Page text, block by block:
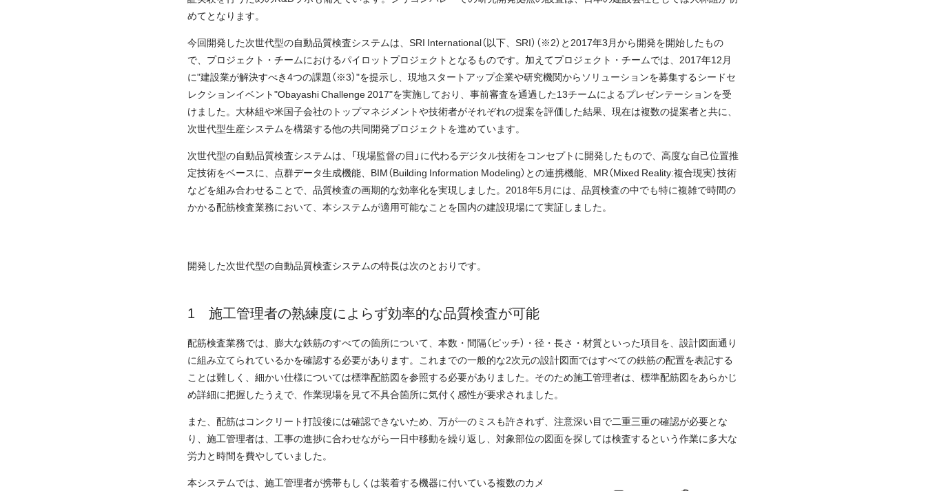
めてとなります。
今回開発した次世代型の自動品質検査システムは、SRI International（以下、SRI）（※2）と2017年3月から開発を開始したもの
で、プロジェクト・チームにおけるパイロットプロジェクトとなるものです。加えてプロジェクト・チームでは、2017年12月
に"建設業が解決すべき4つの課題（※3）"を提示し、現地スタートアップ企業や研究機関からソリューションを募集するシードセ
レクションイベント"Obayashi Challenge 2017"を実施しており、事前審査を通過した13チームによるプレゼンテーションを受
けました。大林組や米国子会社のトップマネジメントや技術者がそれぞれの提案を評価した結果、現在は複数の提案者と共に、
次世代型生産システムを構築する他の共同開発プロジェクトを進めています。
次世代型の自動品質検査システムは、「現場監督の目」に代わるデジタル技術をコンセプトに開発したもので、高度な自己位置推
定技術をベースに、点群データ生成機能、BIM（Building Information Modeling）との連携機能、MR（Mixed Reality:複合現実）技術
などを組み合わせることで、品質検査の画期的な効率化を実現しました。2018年5月には、品質検査の中でも特に複雑で時間の
かかる配筋検査業務において、本システムが適用可能なことを国内の建設現場にて実証しました。
開発した次世代型の自動品質検査システムの特長は次のとおりです。
施工管理者の熟練度によらず効率的な品質検査が可能
配筋検査業務では、膨大な鉄筋のすべての箇所について、本数・間隔（ピッチ）・径・長さ・材質といった項目を、設計図面通り
に組み立てられているかを確認する必要があります。これまでの一般的な2次元の設計図面ではすべての鉄筋の配置を表記する
ことは難しく、細かい仕様については標準配筋図を参照する必要がありました。そのため施工管理者は、標準配筋図をあらかじ
め詳細に把握したうえで、作業現場を見て不具合箇所に気付く感性が要求されました。
また、配筋はコンクリート打設後には確認できないため、万が一のミスも許されず、注意深い目で二重三重の確認が必要とな
り、施工管理者は、工事の進捗に合わせながら一日中移動を繰り返し、対象部位の図面を探しては検査するという作業に多大な
労力と時間を費やしていました。
本システムでは、施工管理者が携帯もしくは装着する機器に付いている複数のカメ